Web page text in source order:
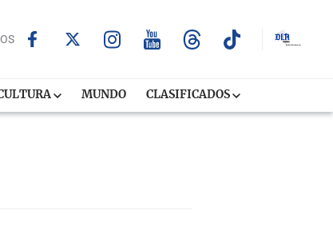
MUNDO CLASIFICADOS